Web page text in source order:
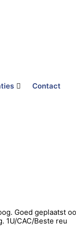
Contact
Goed geplaatst
1U/CAC/Beste reu